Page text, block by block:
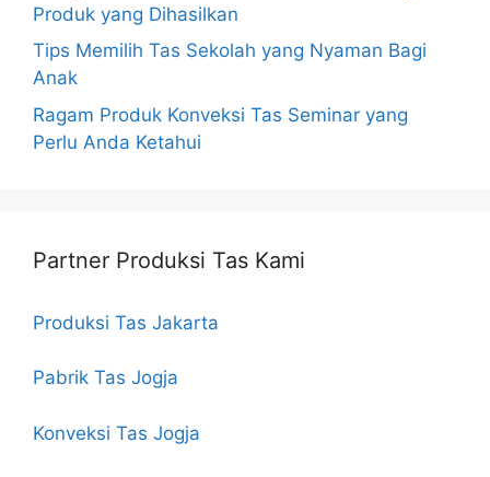
Produk yang Dihasilkan
Tips Memilih Tas Sekolah yang Nyaman Bagi
Anak
Ragam Produk Konveksi Tas Seminar yang
Perlu Anda Ketahui
Partner Produksi Tas Kami
Produksi Tas Jakarta
Pabrik Tas Jogja
Konveksi Tas Jogja